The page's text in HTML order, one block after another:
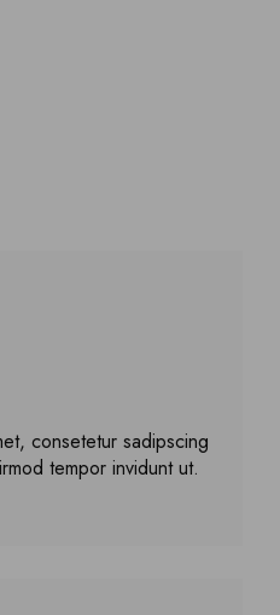
consetetur sadipscing
tempor invidunt ut.